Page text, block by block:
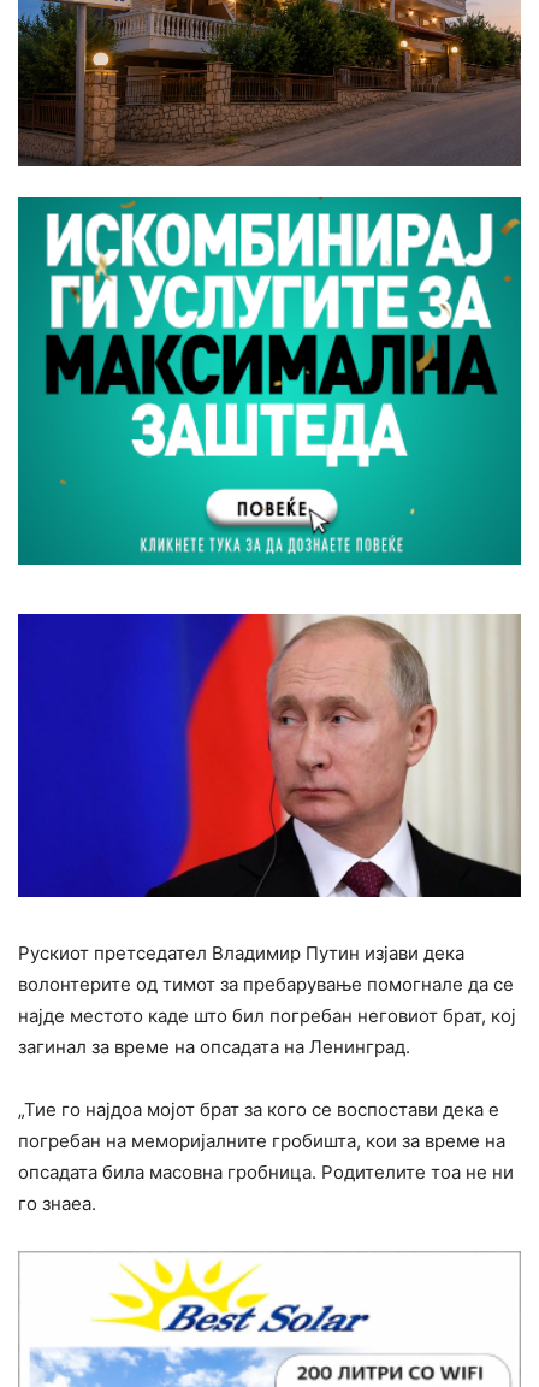
Рускиот претседател Владимир Путин изјави дека
волонтерите од тимот за пребарување помогнале да се
најде местото каде што бил погребан неговиот брат, кој
загинал за време на опсадата на Ленинград.
„Тие го најдоа мојот брат за кого се воспостави дека е
погребан на меморијалните гробишта, кои за време на
опсадата била масовна гробница. Родителите тоа не ни
го знаеа.